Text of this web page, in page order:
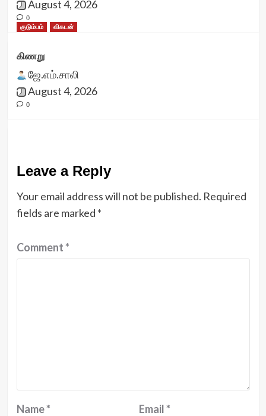
August 4, 2026
0
குடும்பம்
விகடன்
கிணறு
ஜே.எம்.சாலி
August 4, 2026
0
Leave a Reply
Your email address will not be published. Required
fields are marked *
Comment*
Name* Email*